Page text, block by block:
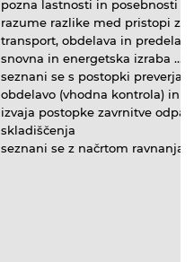
pozna lastnosti in posebnosti
razume razlike med pristopi
transport, obdelava in
snovna in energetska izraba …)
seznani se s postopki
obdelavo (vhodna kontrola) in
izvaja postopke zavrnitve
skladiščenja
seznani se z načrtom ravnanja